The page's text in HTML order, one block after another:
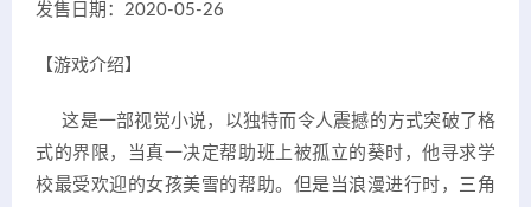
发售日期：2020-05-26
【游戏介绍】
这是一部视觉小说，以独特而令人震撼的方式突破了格
式的界限，当真一决定帮助班上被孤立的葵时，他寻求学
校最受欢迎的女孩美雪的帮助。但是当浪漫进行时，三角